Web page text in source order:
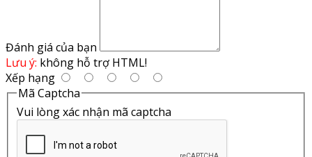
Đánh giá của bạn
Lưu ý: không hỗ trợ HTML!
Xếp hạng
Mã Captcha
Vui lòng xác nhận mã captcha